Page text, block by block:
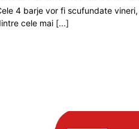
4 barje vor fi scufundate
cele mai [...]